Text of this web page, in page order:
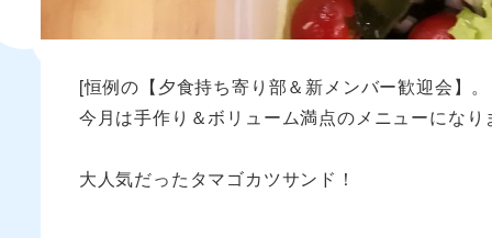
[恒例の【夕食持ち寄り部＆新メンバー歓迎会】。
今月は手作り＆ボリューム満点のメニューになり
大人気だったタマゴカツサンド！